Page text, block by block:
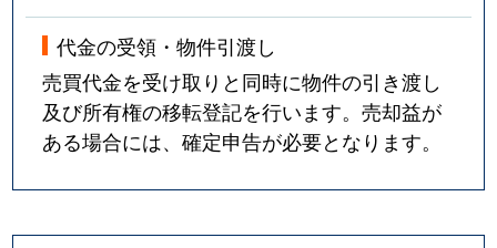
代金の受領・物件引渡し
売買代金を受け取りと同時に物件の引き渡し
及び所有権の移転登記を行います。売却益が
ある場合には、確定申告が必要となります。